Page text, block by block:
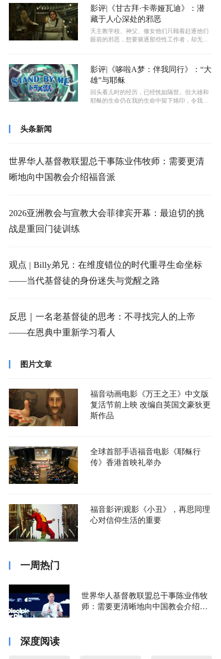
影评|《甘古拜·卡蒂娅瓦迪》：潜
藏于人心深处的邪恶
天主教学校、神父、修女他们只顾着赶逐他们
眼前的邪恶，想要驱逐那些性工作者，却无视
影评|《哆啦A梦：伴我同行》：“大
雄”与耶稣
回头看儿时的经历，已经恍如隔世。但大雄和
耶稣的生命仍在我的生命中留下烙印，令我在
头条新闻
世界华人基督教联盟总干事陈业伟牧师：需要更清
晰地向中国教会介绍福音派
2026亚洲教会与宣教大会菲律宾开幕：最迫切的挑
战是重回门徒训练
观点 | Billy弟兄：在维度错位的时代重寻生命坐标
——当代基督徒的身份迷失与觉醒之路
反思｜一名老基督徒的思考：不寻找完人的上帝
——在恩典中重新学习看人
图片文章
福音动画电影《万王之王》中文版
复活节前上映 改编自英国文豪狄更
斯作品
全球首部手语福音电影《耶稣行
传》香港首映礼举办
福音影评|观影《小丑》，再思同理
心对信仰生活的重要
一周热门
世界华人基督教联盟总干事陈业伟牧
师：需要更清晰地向中国教会介绍福
深度阅读